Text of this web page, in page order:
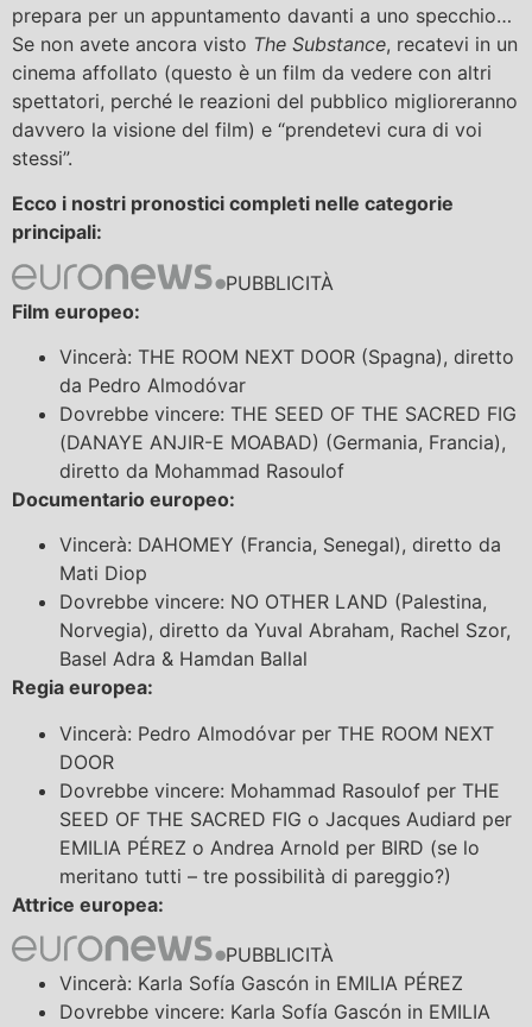
prepara per un appuntamento davanti a uno specchio…
Se non avete ancora visto The Substance, recatevi in un
cinema affollato (questo è un film da vedere con altri
spettatori, perché le reazioni del pubblico miglioreranno
davvero la visione del film) e “prendetevi cura di voi
stessi”.
Ecco i nostri pronostici completi nelle categorie
principali:
PUBBLICITÀ
Film europeo:
Vincerà: THE ROOM NEXT DOOR (Spagna), diretto
da Pedro Almodóvar
Dovrebbe vincere: THE SEED OF THE SACRED FIG
(DANAYE ANJIR-E MOABAD) (Germania, Francia),
diretto da Mohammad Rasoulof
Documentario europeo:
Vincerà: DAHOMEY (Francia, Senegal), diretto da
Mati Diop
Dovrebbe vincere: NO OTHER LAND (Palestina,
Norvegia), diretto da Yuval Abraham, Rachel Szor,
Basel Adra & Hamdan Ballal
Regia europea:
Vincerà: Pedro Almodóvar per THE ROOM NEXT
DOOR
Dovrebbe vincere: Mohammad Rasoulof per THE
SEED OF THE SACRED FIG o Jacques Audiard per
EMILIA PÉREZ o Andrea Arnold per BIRD (se lo
meritano tutti – tre possibilità di pareggio?)
Attrice europea:
PUBBLICITÀ
Vincerà: Karla Sofía Gascón in EMILIA PÉREZ
Dovrebbe vincere: Karla Sofía Gascón in EMILIA